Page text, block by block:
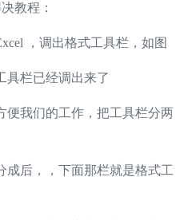
教程：
，调出格式工具栏，如图
栏已经调出来了
我们的工作，把工具栏分两
后，，下面那栏就是格式工